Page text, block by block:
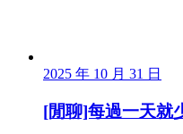
2025 年 10 月 31 日
[閒聊]每過一天就